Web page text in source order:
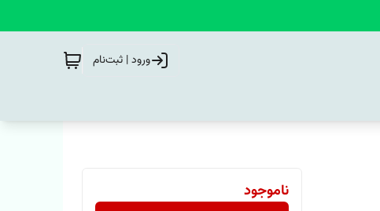
ورود | ثبت‌نام
ناموجود